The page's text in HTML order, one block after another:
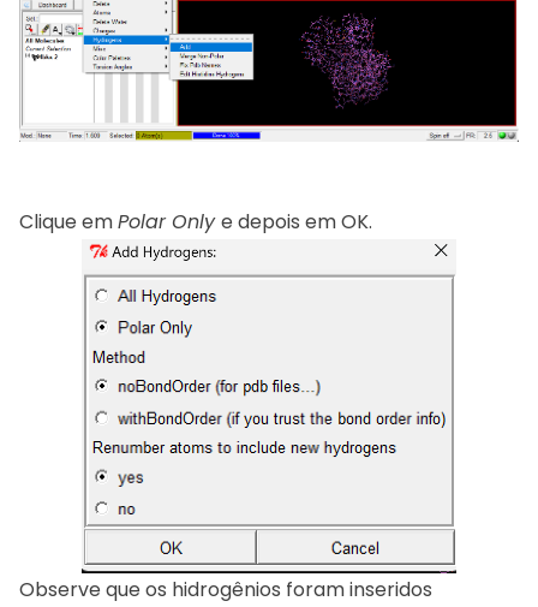
Clique emPolar Onlye depois em OK.
Observe que os hidrogênios foram inseridos